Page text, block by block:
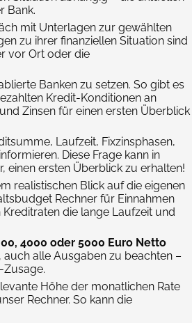
Bank.
mit Unterlagen zur gewählten
zu ihrer finanziellen Situation sind
vor Ort oder die
Banken zu setzen. So gibt es
Kredit-Konditionen an
Zinsen für einen ersten Überblick
Laufzeit, Fixzinsphasen,
Diese Frage kann in
einen ersten Überblick zu erhalten!
realistischen Blick auf die eigenen
Rechner für Einnahmen
die lange Laufzeit und
4000 oder 5000 Euro Netto
alle Ausgaben zu beachten –
Zusage.
Höhe der monatlichen Rate
Rechner. So kann die